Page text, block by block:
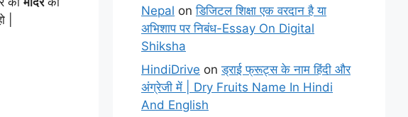
|
Nepal onडिजिटल शिक्षा एक वरदान है या
अभिशाप पर निबंध-Essay On Digital
Shiksha
HindiDrive onड्राई फ्रूट्स के नाम हिंदी और
अंग्रेजी में | Dry Fruits Name In Hindi
And English